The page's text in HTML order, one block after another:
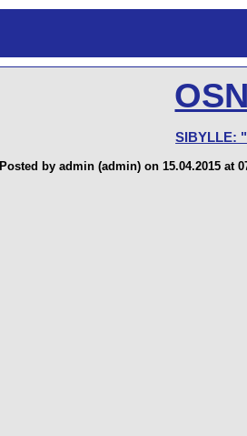
SIBYLLE:
Posted by admin (admin) on 15.04.2015 at